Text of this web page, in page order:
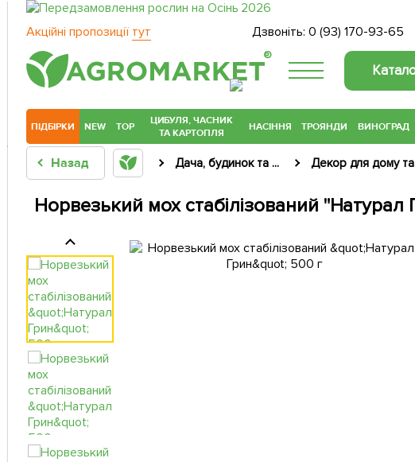
Акційні пропозиції тут Дзвоніть: 0 (93) 170-93-65
®
ПІДБІРКИ NEW TOP
ЦИБУЛЯ, ЧАСНИК
ТА КАРТОПЛЯ
НАСІННЯ ТРОЯНДИ ВИНОГРАД
Назад Дача, будинок та ... Декор для дому
Норвезький мох стабілізований "Натурал